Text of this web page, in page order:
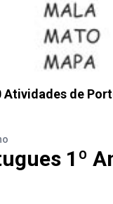
Atividades de
1º